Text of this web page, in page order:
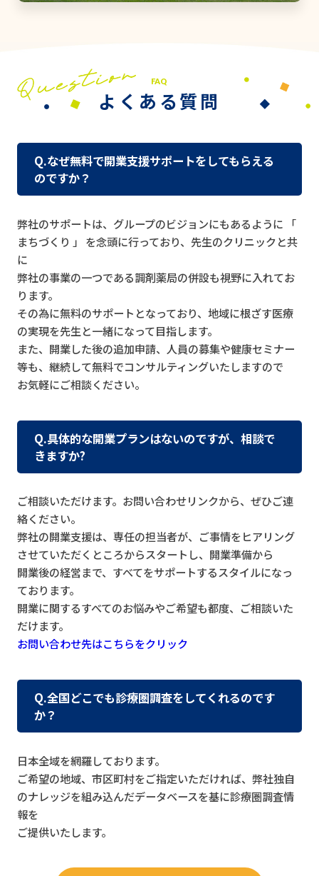
FAQ
よくある質問
Q.なぜ無料で開業支援サポートをしてもらえる
のですか？
弊社のサポートは、グループのビジョンにもあるように 「
まちづくり 」 を念頭に行っており、先生のクリニックと共
に
弊社の事業の一つである調剤薬局の併設も視野に入れてお
ります。
その為に無料のサポートとなっており、地域に根ざす医療
の実現を先生と一緒になって目指します。
また、開業した後の追加申請、人員の募集や健康セミナー
等も、継続して無料でコンサルティングいたしますので
お気軽にご相談ください。
Q.具体的な開業プランはないのですが、相談で
きますか?
ご相談いただけます。お問い合わせリンクから、ぜひご連
絡ください。
弊社の開業支援は、専任の担当者が、ご事情をヒアリング
させていただくところからスタートし、開業準備から
開業後の経営まで、すべてをサポートするスタイルになっ
ております。
開業に関するすべてのお悩みやご希望も都度、ご相談いた
だけます。
お問い合わせ先はこちらをクリック
Q.全国どこでも診療圏調査をしてくれるのです
か？
日本全域を網羅しております。
ご希望の地域、市区町村をご指定いただければ、弊社独自
のナレッジを組み込んだデータベースを基に診療圏調査情
報を
ご提供いたします。